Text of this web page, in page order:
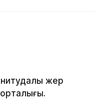
жер
орталығы.